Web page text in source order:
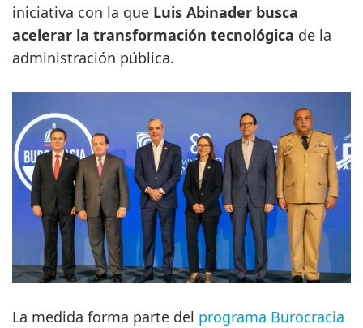
iniciativa con la que Luis Abinader busca
acelerar la transformación tecnológica de la
administración pública.
La medida forma parte del programa Burocracia